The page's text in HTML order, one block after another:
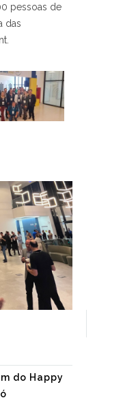
pessoas de
das
do Happy